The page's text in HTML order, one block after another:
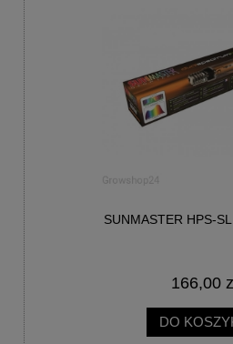
SUNMASTER HPS-
166,00
DO